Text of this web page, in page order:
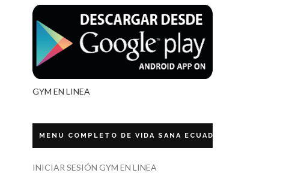
GYM EN LINEA
MENU COMPLETO DE VIDA SANA ECUADOR
INICIAR SESIÓN GYM EN LINEA